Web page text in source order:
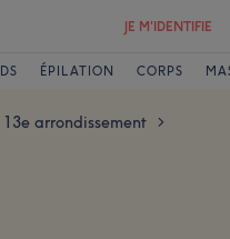
JE M'IDENTIFIE
ÉPILATION CORPS
13e arrondissement >